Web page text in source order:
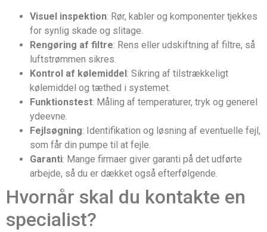
Visuel inspektion: Rør, kabler og komponenter tjekkes
for synlig skade og slitage.
Rengøring af filtre: Rens eller udskiftning af filtre, så
luftstrømmen sikres.
Kontrol af kølemiddel : Sikring af tilstrækkeligt
kølemiddel og tæthed i systemet.
Funktionstest: Måling af temperaturer, tryk og generel
ydeevne.
Fejlsøgning: Identifikation og løsning af eventuelle fejl,
som får din pumpe til at fejle.
Garanti: Mange firmaer giver garanti på det udførte
arbejde, så du er dækket også efterfølgende.
Hvornår skal du kontakte en
specialist?